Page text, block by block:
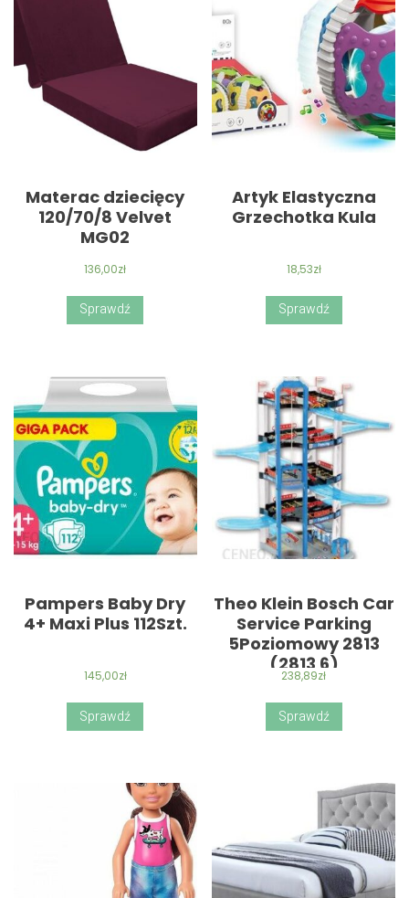
Materac dziecięcy
120/70/8 Velvet
MG02
136,00zł
Sprawdź
Artyk Elastyczna
Grzechotka Kula
18,53zł
Sprawdź
Pampers Baby Dry
4+ Maxi Plus 112Szt.
145,00zł
Sprawdź
Theo Klein Bosch Car
Service Parking
5Poziomowy 2813
(2813 6)
238,89zł
Sprawdź